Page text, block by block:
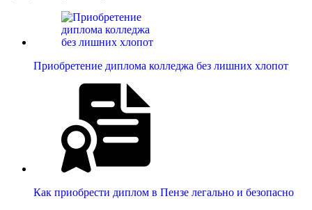
Приобретение диплома колледжа без лишних хлопот
Как приобрести диплом в Пензе легально и безопасно